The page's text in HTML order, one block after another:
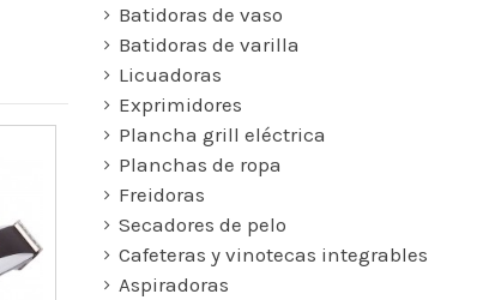
Batidoras de vaso
Batidoras de varilla
Licuadoras
Exprimidores
Plancha grill eléctrica
Planchas de ropa
Freidoras
Secadores de pelo
Cafeteras y vinotecas integrables
Aspiradoras